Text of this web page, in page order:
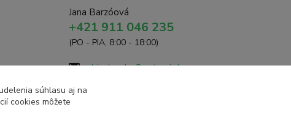
Jana Barzóová
+421 911 046 235
(PO - PIA, 8:00 - 18:00)
objednavky@naturaj.sk
súhlasu aj na
cookies môžete